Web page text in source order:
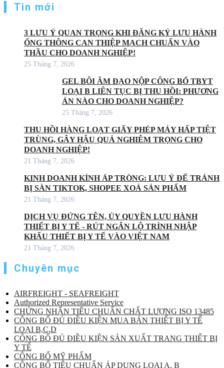
Tin mới
3 LƯU Ý QUAN TRỌNG KHI ĐĂNG KÝ LƯU HÀNH
ỐNG THÔNG CAN THIỆP MẠCH CHUẨN VÀO
THẦU CHO DOANH NGHIỆP!
25 Tháng 7, 2026
GEL BÔI ÂM ĐẠO NỘP CÔNG BỐ TBYT
LOẠI B LIÊN TỤC BỊ THU HỒI: PHƯƠNG
ÁN NÀO CHO DOANH NGHIỆP?
25 Tháng 7, 2026
THU HỒI HÀNG LOẠT GIẤY PHÉP MÁY HẤP TIỆT
TRÙNG, GÂY HẬU QUẢ NGHIÊM TRỌNG CHO
DOANH NGHIỆP!
21 Tháng 7, 2026
KINH DOANH KÍNH ÁP TRÒNG: LƯU Ý ĐỂ TRÁNH
BỊ SÀN TIKTOK, SHOPEE XOÁ SẢN PHẨM
21 Tháng 7, 2026
DỊCH VỤ ĐỨNG TÊN, ỦY QUYỀN LƯU HÀNH
THIẾT BỊ Y TẾ - RÚT NGẮN LỘ TRÌNH NHẬP
KHẨU THIẾT BỊ Y TẾ VÀO VIỆT NAM
21 Tháng 7, 2026
Chuyên mục
AIRFREIGHT - SEAFREIGHT
Authorized Representative Service
CHỨNG NHẬN TIÊU CHUẨN CHẤT LƯỢNG ISO 13485
CÔNG BỐ ĐỦ ĐIỀU KIỆN MUA BÁN THIẾT BỊ Y TẾ
LOẠI B,C,D
CÔNG BỐ ĐỦ ĐIỀU KIỆN SẢN XUẤT TRANG THIẾT BỊ
Y TẾ
CÔNG BỐ MỸ PHẨM
CÔNG BỐ TIÊU CHUẨN ÁP DỤNG LOẠI A, B